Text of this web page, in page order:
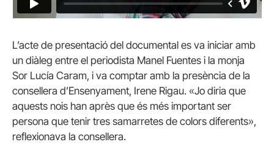
L’acte de presentació del documental es va iniciar amb
un diàleg entre el periodista Manel Fuentes i la monja
Sor Lucía Caram, i va comptar amb la presència de la
consellera d’Ensenyament, Irene Rigau. «Jo diria que
aquests nois han après que és més important ser
persona que tenir tres samarretes de colors diferents»,
reflexionava la consellera.